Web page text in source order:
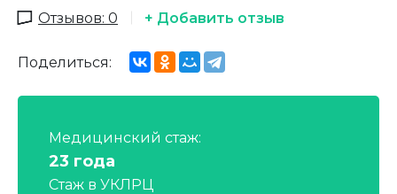
Отзывов: 0 + Добавить отзыв
Поделиться:
Медицинский стаж:
23 года
Стаж в УКЛРЦ